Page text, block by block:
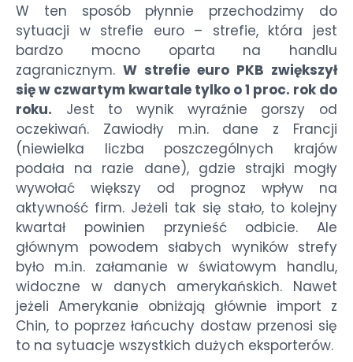
W ten sposób płynnie przechodzimy do
sytuacji w strefie euro – strefie, która jest
bardzo mocno oparta na handlu
zagranicznym. W strefie euro PKB zwiększył
się w czwartym kwartale tylko o 1 proc. rok do
roku. Jest to wynik wyraźnie gorszy od
oczekiwań. Zawiodły m.in. dane z Francji
(niewielka liczba poszczególnych krajów
podała na razie dane), gdzie strajki mogły
wywołać większy od prognoz wpływ na
aktywność firm. Jeżeli tak się stało, to kolejny
kwartał powinien przynieść odbicie. Ale
głównym powodem słabych wyników strefy
było m.in. załamanie w światowym handlu,
widoczne w danych amerykańskich. Nawet
jeżeli Amerykanie obniżają głównie import z
Chin, to poprzez łańcuchy dostaw przenosi się
to na sytuacje wszystkich dużych eksporterów.